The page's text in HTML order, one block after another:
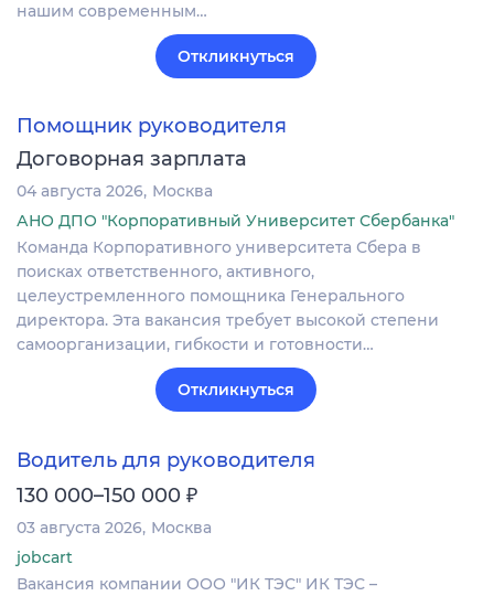
нашим современным…
Откликнуться
Помощник руководителя
Договорная зарплата
04 августа 2026 Москва
АНО ДПО "Корпоративный Университет Сбербанка"
Команда Корпоративного университета Сбера в
поисках ответственного, активного,
целеустремленного помощника Генерального
директора. Эта вакансия требует высокой степени
самоорганизации, гибкости и готовности…
Откликнуться
Водитель для руководителя
130 000–150 000 ₽
03 августа 2026 Москва
jobcart
Вакансия компании ООО "ИК ТЭС" ИК ТЭС –